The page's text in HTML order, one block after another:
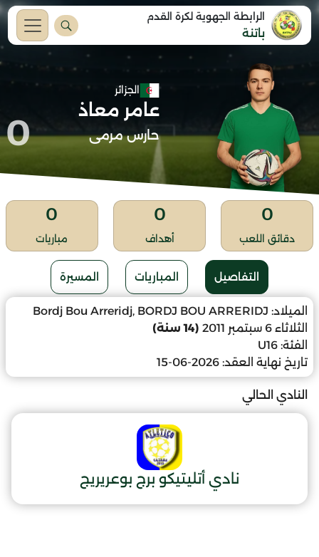
الرابطة الجهوية لكرة القدم
باتنة
الجزائر
عامر معاذ
حارس مرمى 0
0
دقائق اللعب
0
أهداف
0
مباريات
التفاصيل المباريات المسيرة
الميلاد: Bordj Bou Arreridj, BORDJ BOU ARRERIDJ
الثلاثاء 6 سبتمبر 2011
(14 سنة)
الفئة: U16
تاريخ نهاية العقد: 2026-06-15
النادي الحالي
نادي أتليتيكو برج بوعريريج